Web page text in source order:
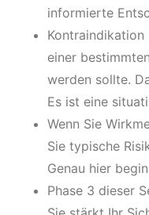
informierte
einer
werden sollte.
Es ist eine
Wenn Sie
Sie typische
Genau hier
Phase 3 dieser